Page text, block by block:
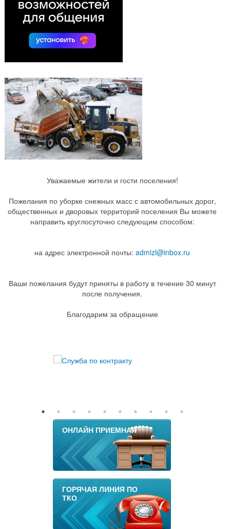
Уважаемые жители и гости поселения!
Пожелания по уборке снежных масс с автомобильных дорог,
общественных и дворовых территорий поселения Вы можете
направить круглосуточно следующим способом:
на адрес электронной почты: admizl@inbox.ru
Ваши пожелания будут приняты в работу в течение 30 минут
после получения.
Благодарим за обращение
ОНЛАЙН ПРИЕМНАЯ
ГОРЯЧАЯ ЛИНИЯ ПО
ТКО